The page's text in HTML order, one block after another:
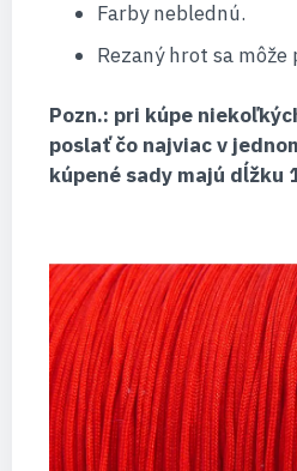
Farby neblednú.
Rezaný hrot sa môže
Pozn.: pri kúpe
poslať čo najviac v
kúpené sady majú dĺžku